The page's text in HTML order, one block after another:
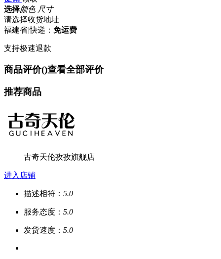
选择颜色 尺寸
请选择收货地址
福建省|快递： 免运费
支持极速退款
商品评价()查看全部评价
推荐商品
古奇天伦孜孜旗舰店
进入店铺
描述相符： 5.0
服务态度： 5.0
发货速度： 5.0